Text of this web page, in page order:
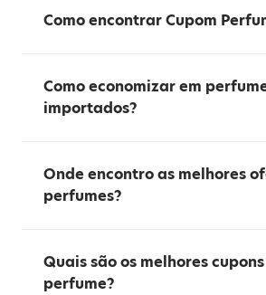
Como encontrar Cupom
Como economizar em
importados?
Onde encontro as melhores
perfumes?
Quais são os melhores
perfume?